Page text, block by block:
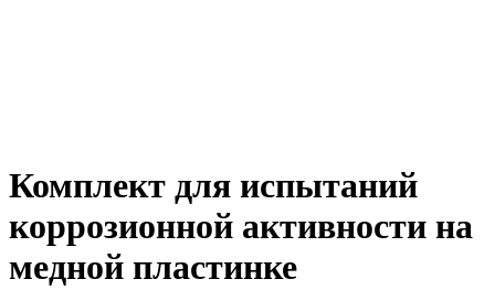
Комплект для испытаний
коррозионной активности на
медной пластинке